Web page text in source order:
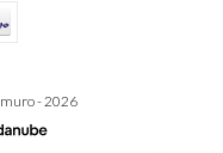
- 2026